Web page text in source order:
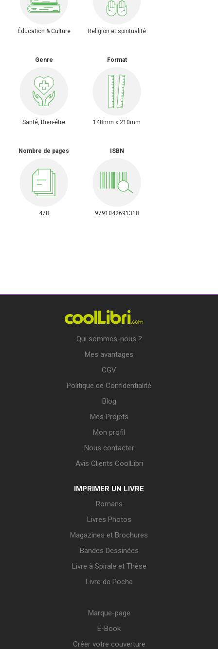
Éducation & Culture Religion et spiritualité
Genre
Santé, Bien-être
Format
148mm x 210mm
Nombre de pages
478
ISBN
9791042691318
Qui sommes-nous ?
Mes avantages
CGV
Politique de Confidentialité
Blog
Mes Projets
Mon profil
Nous contacter
Avis Clients CoolLibri
IMPRIMER UN LIVRE
Romans
Livres Photos
Magazines et Brochures
Bandes Dessinées
Livre à Spirale et Thèse
Livre de Poche
Marque-page
E-Book
Créer votre couverture